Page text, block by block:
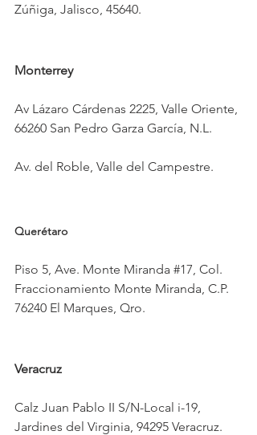
Zúñiga, Jalisco, 45640.
Monterrey
Av Lázaro Cárdenas 2225, Valle Oriente,
66260 San Pedro Garza García, N.L.
Av. del Roble, Valle del Campestre.
Querétaro
Piso 5, Ave. Monte Miranda #17 , Col.
Fraccionamiento Monte Miranda, C.P.
76240 El Marques, Qro.
Veracruz
Calz Juan Pablo II S/N-Local i-19,
Jardines del Virginia, 94295 Veracruz.